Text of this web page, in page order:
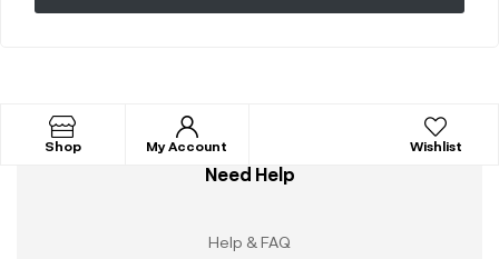
Shop My Account Wishlist
Need Help
Help & FAQ